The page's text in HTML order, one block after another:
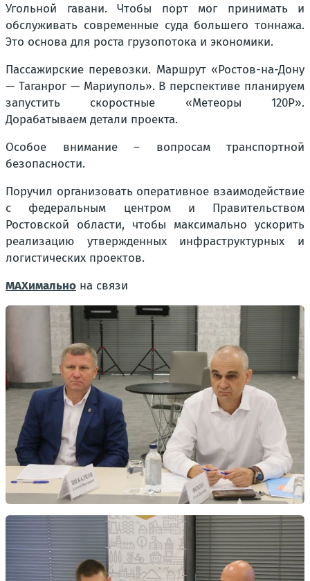
Угольной гавани. Чтобы порт мог принимать и
обслуживать современные суда большего тоннажа.
Это основа для роста грузопотока и экономики.
Пассажирские перевозки. Маршрут «Ростов-на-Дону
— Таганрог — Мариуполь». В перспективе планируем
запустить скоростные «Метеоры 120Р».
Дорабатываем детали проекта.
Особое внимание – вопросам транспортной
безопасности.
Поручил организовать оперативное взаимодействие
с федеральным центром и Правительством
Ростовской области, чтобы максимально ускорить
реализацию утвержденных инфраструктурных и
логистических проектов.
МАХимально на связи